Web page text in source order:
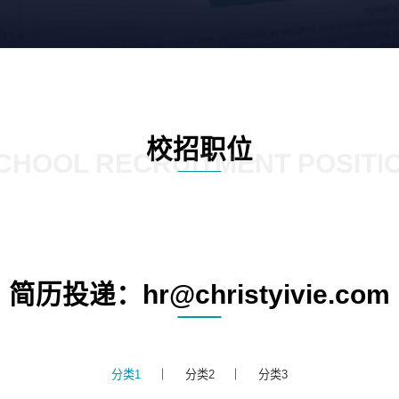
校招职位
RECRUITMENT
简历投递：hr@christyivie.com
分类1 分类2 分类3